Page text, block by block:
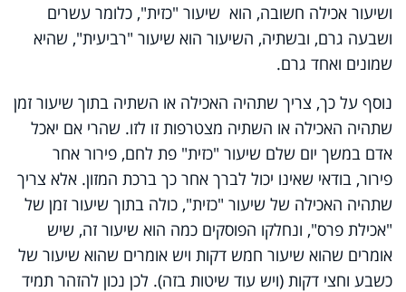
ושיעור אכילה חשובה, הוא שיעור "כזית", כלומר עשרים
ושבעה גרם, ובשתיה, השיעור הוא שיעור "רביעית", שהיא
שמונים ואחד גרם.
נוסף על כך, צריך שתהיה האכילה או השתיה בתוך שיעור זמן
שתהיה האכילה או השתיה מצטרפות זו לזו. שהרי אם יאכל
אדם במשך יום שלם שיעור "כזית" פת לחם, פירור אחר
פירור, בודאי שאינו יכול לברך אחר כך ברכת המזון. אלא צריך
שתהיה האכילה של שיעור "כזית", כולה בתוך שיעור זמן של
"אכילת פרס", ונחלקו הפוסקים כמה הוא שיעור זה, שיש
אומרים שהוא שיעור חמש דקות ויש אומרים שהוא שיעור של
כשבע וחצי דקות (ויש עוד שיטות בזה). לכן נכון להזהר תמיד